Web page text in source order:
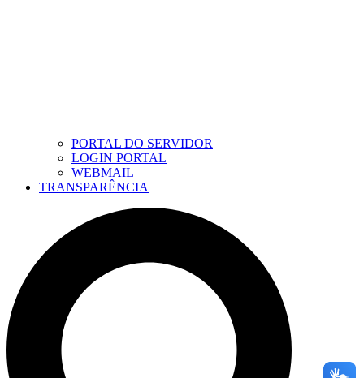
PORTAL DO SERVIDOR
LOGIN PORTAL
WEBMAIL
TRANSPARÊNCIA